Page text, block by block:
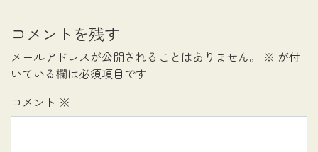
コメントを残す
メールアドレスが公開されることはありません。 ※ が付
いている欄は必須項目です
コメント ※